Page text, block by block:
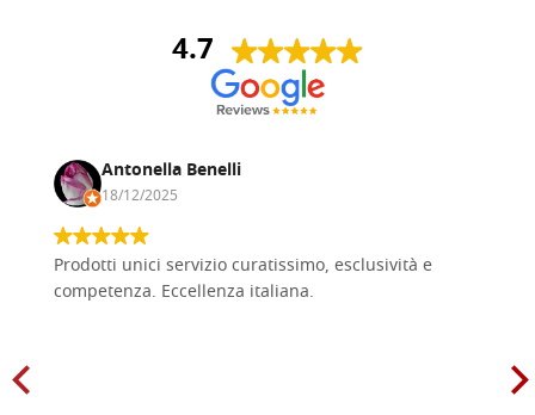
4.7
Antonella Benelli
18/12/2025
Prodotti unici servizio curatissimo, esclusività e
competenza. Eccellenza italiana.